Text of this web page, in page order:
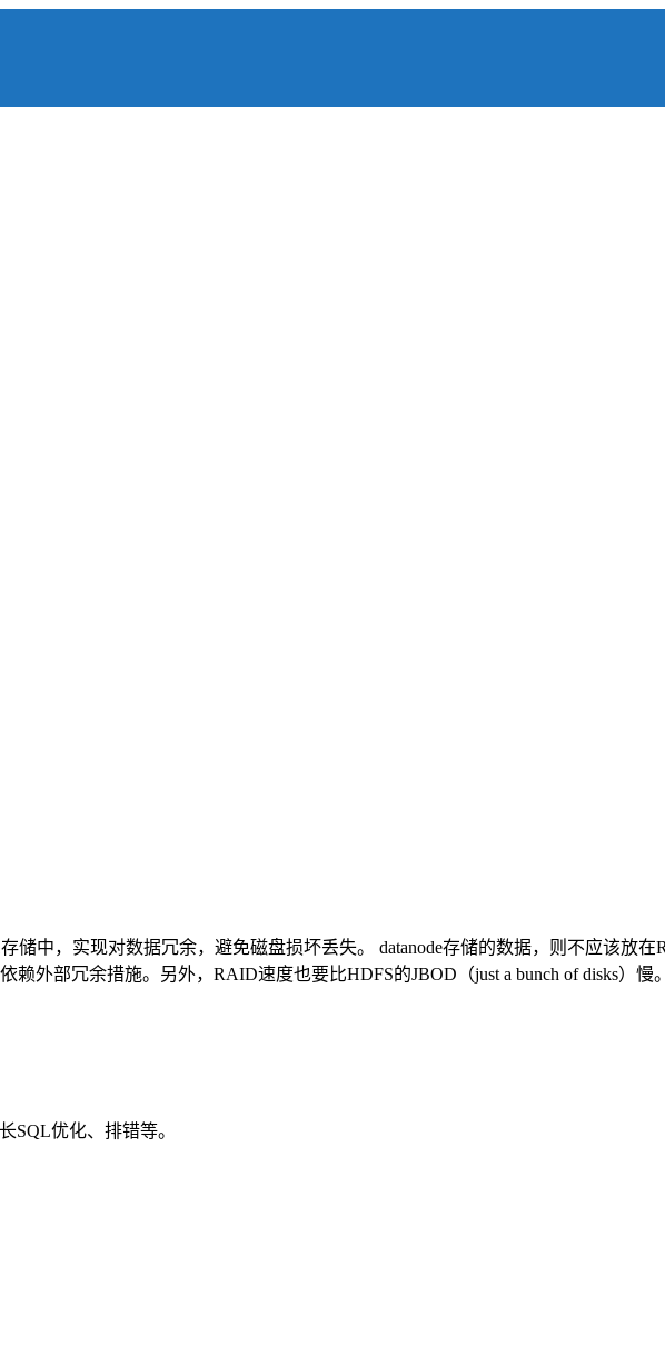
储中，实现对数据冗余，避免磁盘损坏丢失。 datanode存储的数据，则不应该放
外部冗余措施。另外，RAID速度也要比HDFS的JBOD（just a bunch of disks）慢
SQL优化、排错等。